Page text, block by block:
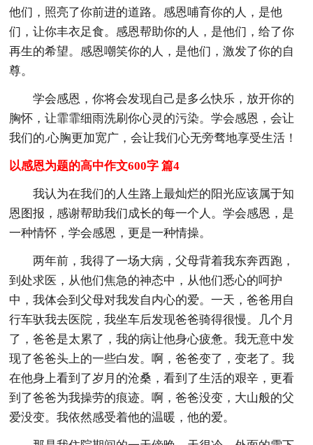
他们，照亮了你前进的道路。感恩哺育你的人，是他
们，让你丰衣足食。感恩帮助你的人，是他们，给了你
再生的希望。感恩嘲笑你的人，是他们，激发了你的自
尊。
学会感恩，你将会发现自己是多么快乐，放开你的
胸怀，让霏霏细雨洗刷你心灵的污染。学会感恩，会让
我们的.心胸更加宽广，会让我们心无旁骛地享受生活！
以感恩为题的高中作文600字 篇4
我认为在我们的人生路上最灿烂的阳光应该属于知
恩图报，感谢帮助我们成长的每一个人。学会感恩，是
一种情怀，学会感恩，更是一种情操。
两年前，我得了一场大病，父母背着我东奔西跑，
到处求医，从他们焦急的神态中，从他们悉心的呵护
中，我体会到父母对我发自内心的爱。一天，爸爸用自
行车驮我去医院，我坐车后发现爸爸骑得很慢。几个月
了，爸爸是太累了，我的病让他身心疲惫。我无意中发
现了爸爸头上的一些白发。啊，爸爸变了，变老了。我
在他身上看到了岁月的沧桑，看到了生活的艰辛，更看
到了爸爸为我操劳的痕迹。啊，爸爸没变，大山般的父
爱没变。我依然感受着他的温暖，他的爱。